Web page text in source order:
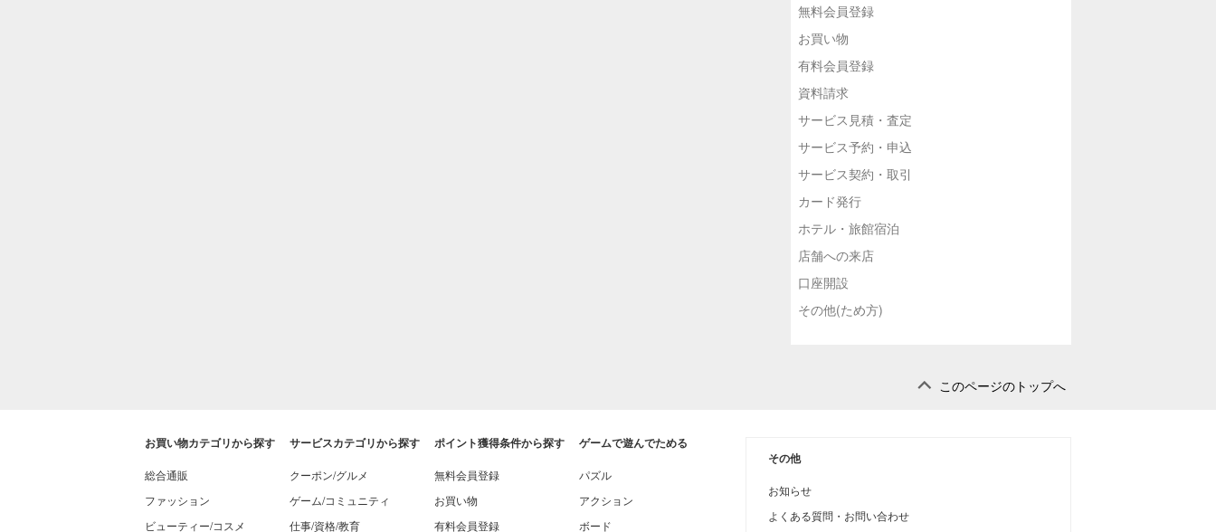
無料会員登録
お買い物
有料会員登録
資料請求
サービス見積・査定
サービス予約・申込
サービス契約・取引
カード発行
ホテル・旅館宿泊
店舗への来店
口座開設
その他(ため方)
このページのトップへ
お買い物カテゴリから探す
総合通販
ファッション
ビューティー/コスメ
サービスカテゴリから探す
クーポン/グルメ
ゲーム/コミュニティ
仕事/資格/教育
ポイント獲得条件から探す
無料会員登録
お買い物
有料会員登録
ゲームで遊んでためる
パズル
アクション
ボード
その他
お知らせ
よくある質問・お問い合わせ